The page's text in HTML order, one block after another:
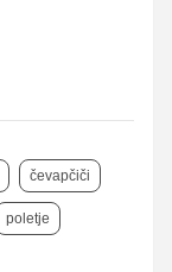
čevapčiči
poletje